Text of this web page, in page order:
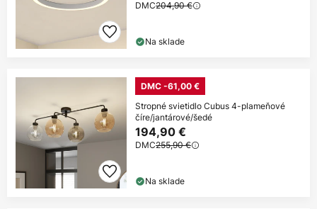
DMC204,90 €
Na sklade
DMC -61,00 €
Stropné svietidlo Cubus 4-plameňové
číre/jantárové/šedé
194,90 €
DMC255,90 €
Na sklade